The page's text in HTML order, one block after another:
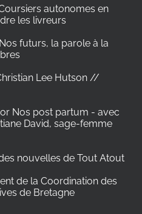
autonomes en
les livreurs
futurs, la parole à la
Lee Hutson //
or Nos post partum - avec
David, sage-femme
nouvelles de Tout Atout
de la Coordination des
de Bretagne